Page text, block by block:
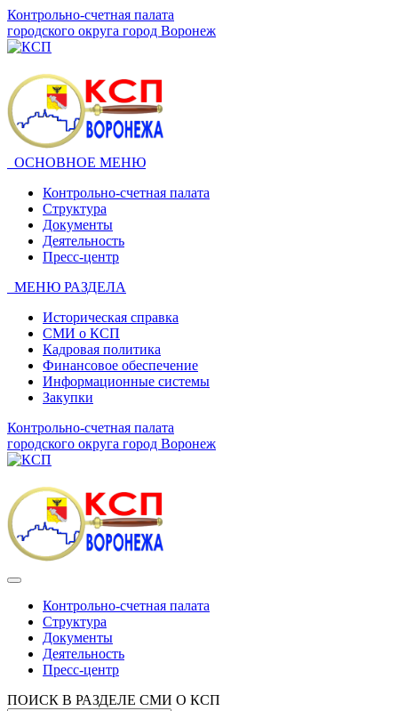
Контрольно-счетная палата
городского округа город Воронеж
ОСНОВНОЕ МЕНЮ
Контрольно-счетная палата
Структура
Документы
Деятельность
Пресс-центр
МЕНЮ РАЗДЕЛА
Историческая справка
СМИ о КСП
Кадровая политика
Финансовое обеспечение
Информационные системы
Закупки
Контрольно-счетная палата
городского округа город Воронеж
Контрольно-счетная палата
Структура
Документы
Деятельность
Пресс-центр
ПОИСК В РАЗДЕЛЕ СМИ О КСП